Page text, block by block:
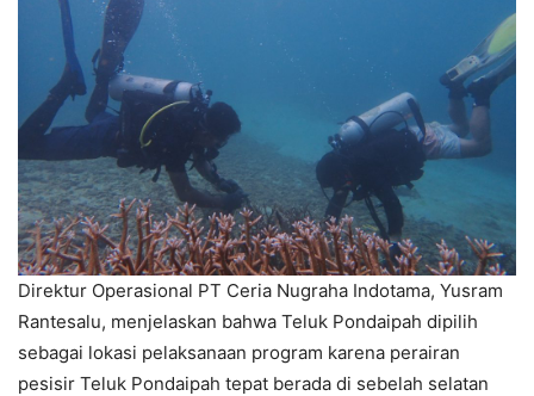
Direktur Operasional PT Ceria Nugraha Indotama, Yusram
Rantesalu, menjelaskan bahwa Teluk Pondaipah dipilih
sebagai lokasi pelaksanaan program karena perairan
pesisir Teluk Pondaipah tepat berada di sebelah selatan